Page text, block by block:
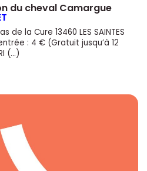
du cheval Camargue
de la Cure 13460 LES SAINTES
: 4 € (Gratuit jusqu’à 12
(…)